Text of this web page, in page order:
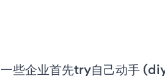
一些企业首先try自己动手